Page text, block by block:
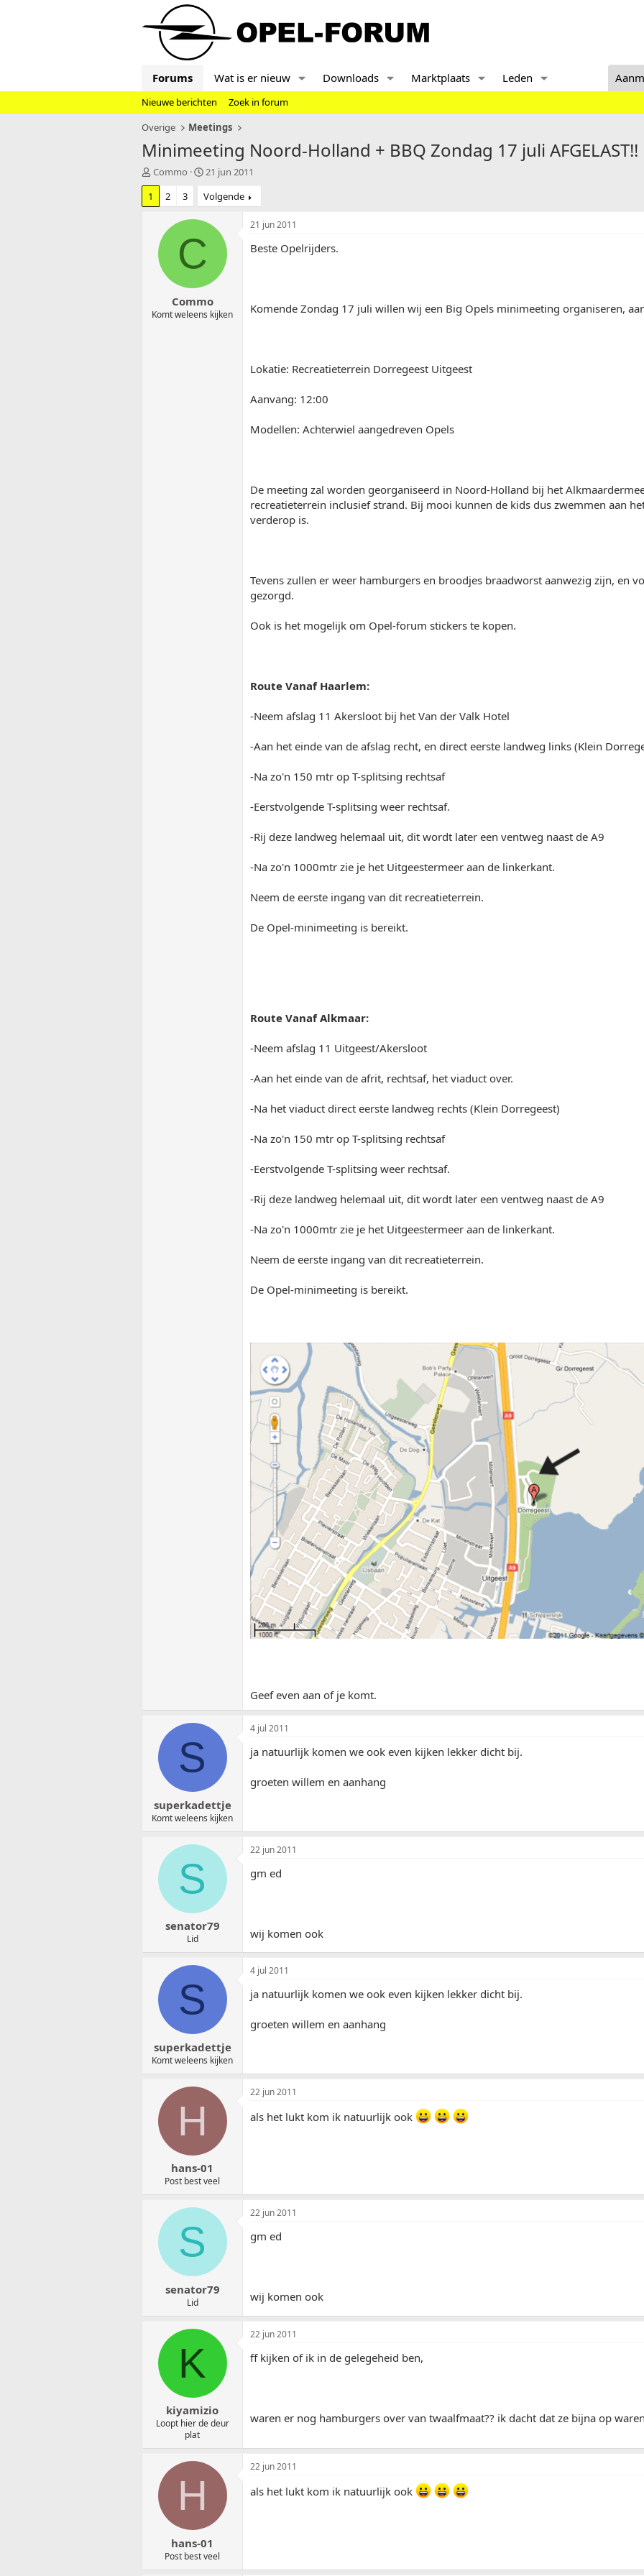
Forums Wat is er nieuw Downloads Marktplaats Leden
Nieuwe berichten
Zoek in forum
Overige
Meetings
Minimeeting Noord-Holland + BBQ Zondag 17 juli AFGELAST!!
T
o
i
r
Commo
S
a
r
t
a
t
m
21 jun 2011
1
2 3 Volgende
C
Commo
Komt weleens kijken
21 jun 2011
Beste Opelrijders.
Komende Zondag 17 juli willen wij een Big Opels minimeeting organiseren,
Lokatie: Recreatieterrein Dorregeest Uitgeest
Aanvang: 12:00
Modellen: Achterwiel aangedreven Opels
De meeting zal worden georganiseerd in Noord-Holland bij het
recreatieterrein inclusief strand. Bij mooi kunnen de kids dus zwemmen aan
verderop is.
Tevens zullen er weer hamburgers en broodjes braadworst aanwezig zijn, en
gezorgd.
Ook is het mogelijk om Opel-forum stickers te kopen.
Route Vanaf Haarlem:
-Neem afslag 11 Akersloot bij het Van der Valk Hotel
-Aan het einde van de afslag recht, en direct eerste landweg links (Klein
-Na zo'n 150 mtr op T-splitsing rechtsaf
-Eerstvolgende T-splitsing weer rechtsaf.
-Rij deze landweg helemaal uit, dit wordt later een ventweg naast de A9
-Na zo'n 1000mtr zie je het Uitgeestermeer aan de linkerkant.
Neem de eerste ingang van dit recreatieterrein.
De Opel-minimeeting is bereikt.
Route Vanaf Alkmaar:
-Neem afslag 11 Uitgeest/Akersloot
-Aan het einde van de afrit, rechtsaf, het viaduct over.
-Na het viaduct direct eerste landweg rechts (Klein Dorregeest)
-Na zo'n 150 mtr op T-splitsing rechtsaf
-Eerstvolgende T-splitsing weer rechtsaf.
-Rij deze landweg helemaal uit, dit wordt later een ventweg naast de A9
-Na zo'n 1000mtr zie je het Uitgeestermeer aan de linkerkant.
Neem de eerste ingang van dit recreatieterrein.
De Opel-minimeeting is bereikt.
Geef even aan of je komt.
S
superkadettje
Komt weleens kijken
4 jul 2011
ja natuurlijk komen we ook even kijken lekker dicht bij.
groeten willem en aanhang
S
senator79
Lid
22 jun 2011
gm ed
wij komen ook
S
superkadettje
Komt weleens kijken
4 jul 2011
ja natuurlijk komen we ook even kijken lekker dicht bij.
groeten willem en aanhang
H
hans-01
Post best veel
22 jun 2011
als het lukt kom ik natuurlijk ook
S
senator79
Lid
22 jun 2011
gm ed
wij komen ook
K
kiyamizio
Loopt hier de deur
plat
22 jun 2011
ff kijken of ik in de gelegeheid ben,
waren er nog hamburgers over van twaalfmaat?? ik dacht dat ze bijna op
H
hans-01
Post best veel
22 jun 2011
als het lukt kom ik natuurlijk ook